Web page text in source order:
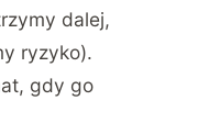
dalej,
ryzyko).
gdy go